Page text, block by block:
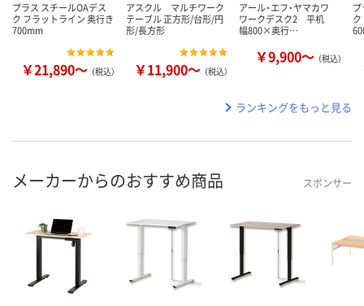
プラス スチールOAデス
ク フラットライン 奥行き
700mm
￥21,890～ （税込）
アスクル マルチワーク
テーブル 正方形/台形/円
形/長方形
￥11,900～ （税込）
アール・エフ・ヤマカワ
ワークデスク2 平机
幅800×奥行…
￥9,900～ （税込）
ランキングをもっと見る
メーカーからのおすすめ商品 スポンサー